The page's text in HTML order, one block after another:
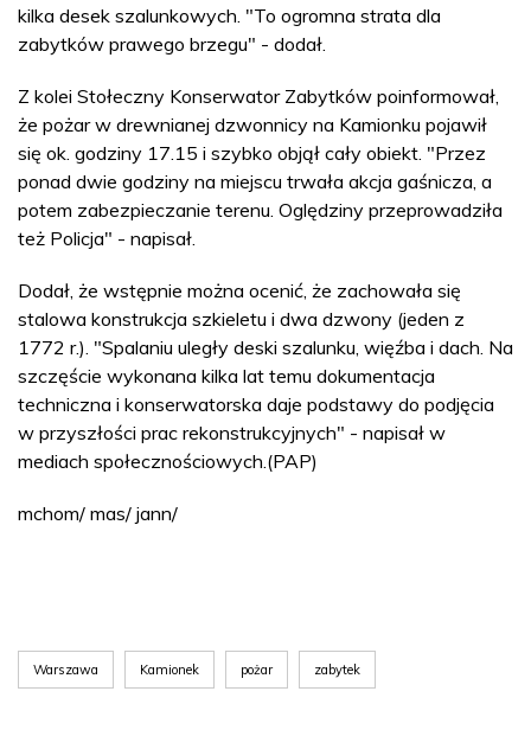
kilka desek szalunkowych. "To ogromna strata dla
zabytków prawego brzegu" - dodał.
Z kolei Stołeczny Konserwator Zabytków poinformował,
że pożar w drewnianej dzwonnicy na Kamionku pojawił
się ok. godziny 17.15 i szybko objął cały obiekt. "Przez
ponad dwie godziny na miejscu trwała akcja gaśnicza, a
potem zabezpieczanie terenu. Oględziny przeprowadziła
też Policja" - napisał.
Dodał, że wstępnie można ocenić, że zachowała się
stalowa konstrukcja szkieletu i dwa dzwony (jeden z
1772 r.). "Spalaniu uległy deski szalunku, więźba i dach. Na
szczęście wykonana kilka lat temu dokumentacja
techniczna i konserwatorska daje podstawy do podjęcia
w przyszłości prac rekonstrukcyjnych" - napisał w
mediach społecznościowych.(PAP)
mchom/ mas/ jann/
Warszawa Kamionek pożar zabytek